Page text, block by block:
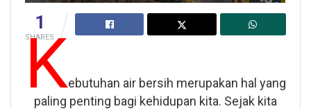
1
SHARES
Kebutuhan air bersih merupakan hal yang
paling penting bagi kehidupan kita. Sejak kita